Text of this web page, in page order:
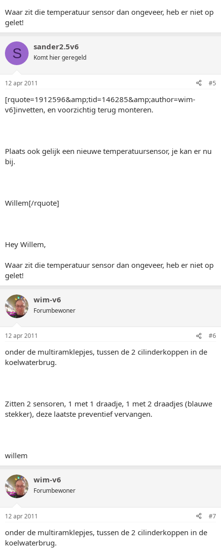
Waar zit die temperatuur sensor dan ongeveer, heb er niet op
gelet!
S sander2.5v6
Komt hier geregeld
12 apr 2011 #5
[rquote=1912596&amp;tid=146285&amp;author=wim-
v6]invetten, en voorzichtig terug monteren.
Plaats ook gelijk een nieuwe temperatuursensor, je kan er nu
bij.
Willem[/rquote]
Hey Willem,
Waar zit die temperatuur sensor dan ongeveer, heb er niet op
gelet!
wim-v6
Forumbewoner
12 apr 2011 #6
onder de multiramklepjes, tussen de 2 cilinderkoppen in de
koelwaterbrug.
Zitten 2 sensoren, 1 met 1 draadje, 1 met 2 draadjes (blauwe
stekker), deze laatste preventief vervangen.
willem
wim-v6
Forumbewoner
12 apr 2011 #7
onder de multiramklepjes, tussen de 2 cilinderkoppen in de
koelwaterbrug.